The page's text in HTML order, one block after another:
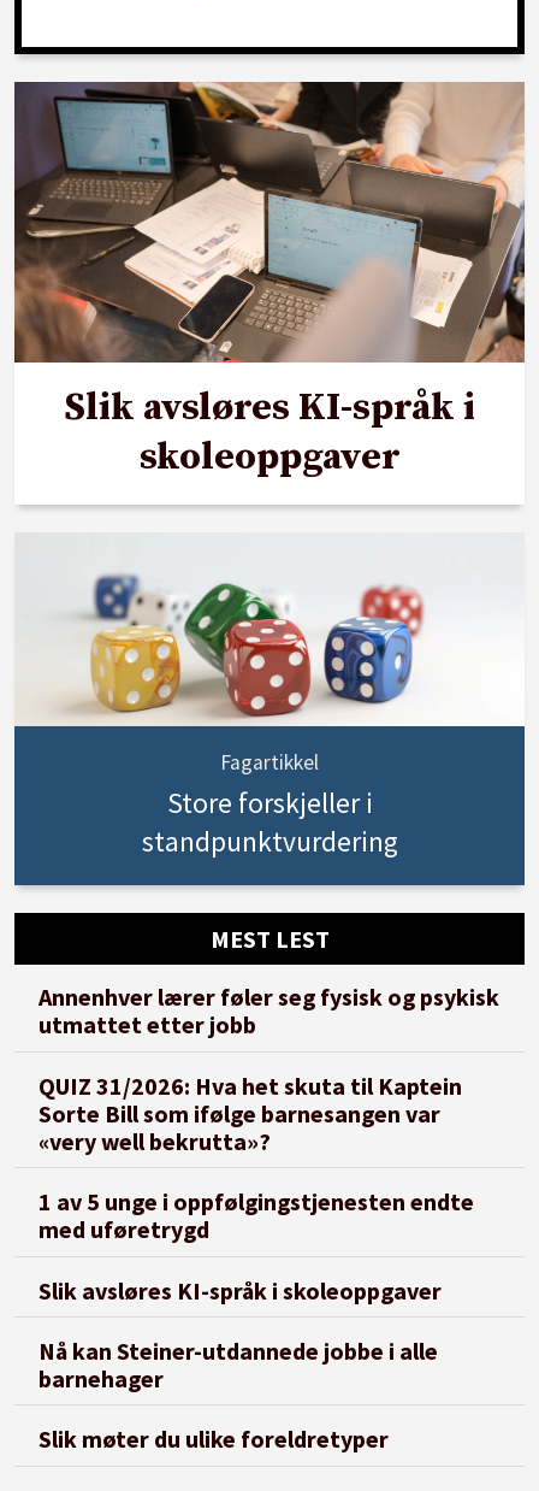
Slik avsløres KI-språk i
skoleoppgaver
Fagartikkel
Store forskjeller i
standpunktvurdering
MEST LEST
Annenhver lærer føler seg fysisk og psykisk
utmattet etter jobb
QUIZ 31/2026: Hva het skuta til Kaptein
Sorte Bill som ifølge barnesangen var
«very well bekrutta»?
1 av 5 unge i oppfølgingstjenesten endte
med uføretrygd
Slik avsløres KI-språk i skoleoppgaver
Nå kan Steiner-utdannede jobbe i alle
barnehager
Slik møter du ulike foreldretyper